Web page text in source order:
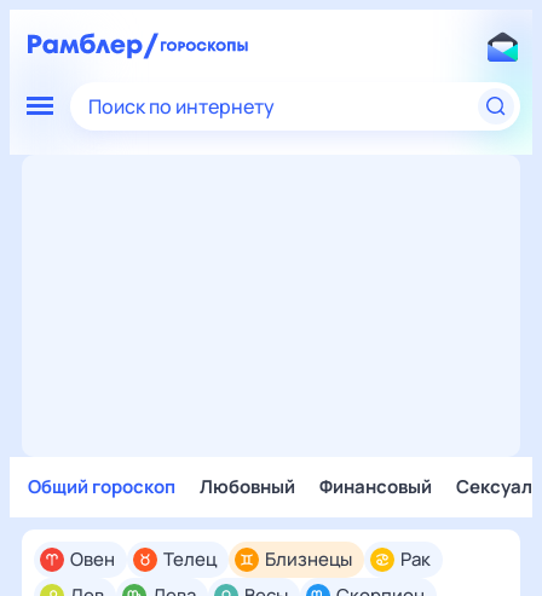
Поиск по интернету
Общий гороскоп Любовный Финансовый
Овен Телец Близнецы
Рак